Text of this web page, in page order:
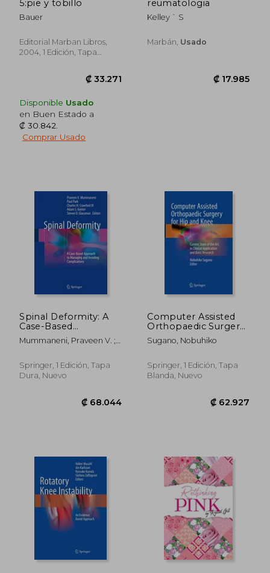
₡ 25.127
₡ 53.999
5:pie y tobillo
Bauer
Editorial Marban Libros,
2004, 1 Edición, Tapa
Disponible Usado
en Buen Estado a
₡ 30.842
Comprar Usado
reumatologia
Kelley ` S
Marbán, Usado
Spinal Deformity: A
Case-Based
Approach to
Managing and
Complications (en
Inglés)
Mummaneni, Praveen V. ;
Charles H.
Springer, 1 Edición, Tapa
Dura, Nuevo
Computer Assisted
Orthopaedic Surgery
for Hip and Knee:
Current State of the
Application and Basic
Research (en Inglés)
Sugano, Nobuhiko
Springer, 1 Edición, Tapa
Blanda, Nuevo